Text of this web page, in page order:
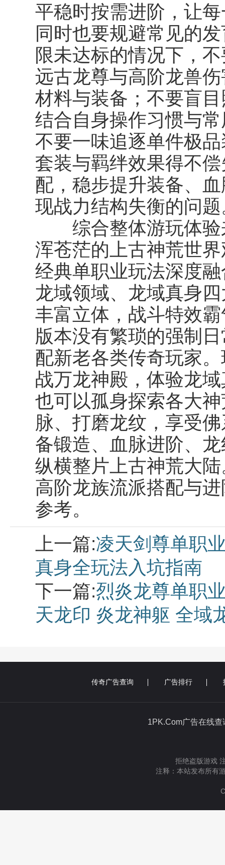
平稳时按需进阶，让
同时也要规避常见的
限未达标的情况下，
远古龙尊与高阶龙兽
材料与装备；不要盲
结合自身操作习惯与
不要一味追逐单件极
套装与羁绊效果得不
配，稳步提升装备、
现战力结构失衡的问
综合整体游玩体验
浑苍茫的上古神荒世
经典单职业玩法深度
龙域领域、龙域真身
丰富立体，战斗特效
版本没有繁琐的强制
配新老各类传奇玩家
战万龙神殿，体验龙
也可以孤身探索各大
脉、打磨龙纹，享受
备锻造、血脉进阶、
纵横整片上古神荒大
高阶龙族流派搭配与
参考。
上一篇:凌天剑尊单职
真身全玩法入坑指南
下一篇:烈炎龙尊单职
天龙印 炎龙神躯 全域
传奇广告查询 广告排行
1PK.Com广告在
拒绝盗版游戏
注释：本站发布所有